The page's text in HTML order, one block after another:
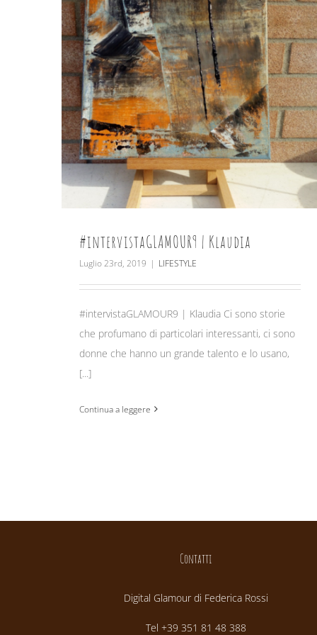
#intervistaGLAMOUR9 | Klaudia
Luglio 23rd, 2019 | LIFESTYLE
#intervistaGLAMOUR9 | Klaudia Ci sono storie
che profumano di particolari interessanti, ci sono
donne che hanno un grande talento e lo usano,
[...]
Continua a leggere
Contatti
Digital Glamour di Federica Rossi
Tel +39 351 81 48 388